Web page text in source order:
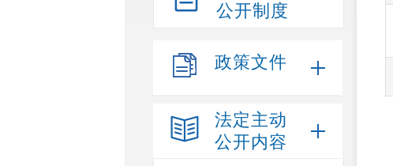
公开制度
政策文件
法定主动
公开内容